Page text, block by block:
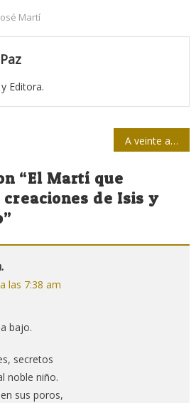
Martí
Editora.
A veinte años del 11A
“El Martí que
de Isis y
”
las 7:38 am
bajo.
secretos
noble niño.
sus poros,